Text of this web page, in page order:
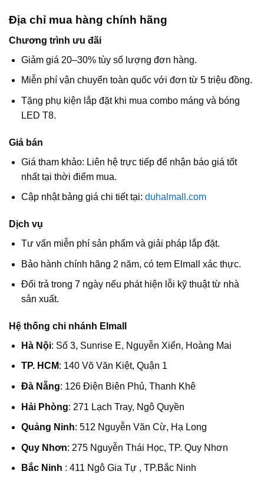
Địa chỉ mua hàng chính hãng
Chương trình ưu đãi
Giảm giá 20–30% tùy số lượng đơn hàng.
Miễn phí vận chuyển toàn quốc với đơn từ 5 triệu đồng.
Tặng phụ kiện lắp đặt khi mua combo máng và bóng
LED T8.
Giá bán
Giá tham khảo: Liên hệ trực tiếp để nhận báo giá tốt
nhất tại thời điểm mua.
Cập nhật bảng giá chi tiết tại: duhalmall.com
Dịch vụ
Tư vấn miễn phí sản phẩm và giải pháp lắp đặt.
Bảo hành chính hãng 2 năm, có tem Elmall xác thực.
Đổi trả trong 7 ngày nếu phát hiện lỗi kỹ thuật từ nhà
sản xuất.
Hệ thống chi nhánh Elmall
Hà Nội: Số 3, Sunrise E, Nguyễn Xiển, Hoàng Mai
TP. HCM: 140 Võ Văn Kiệt, Quận 1
Đà Nẵng: 126 Điện Biên Phủ, Thanh Khê
Hải Phòng: 271 Lạch Tray, Ngô Quyền
Quảng Ninh: 512 Nguyễn Văn Cừ, Hạ Long
Quy Nhơn: 275 Nguyễn Thái Học, TP. Quy Nhơn
Bắc Ninh : 411 Ngô Gia Tự , TP.Bắc Ninh